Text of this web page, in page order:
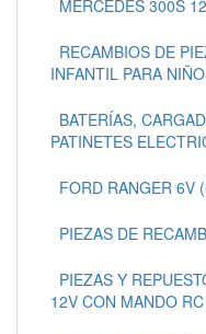
MERCEDES 300S
RECAMBIOS DE
INFANTIL PARA
BATERÍAS,
PATINETES
FORD RANGER 6V
PIEZAS DE
PIEZAS Y
12V CON MANDO RC